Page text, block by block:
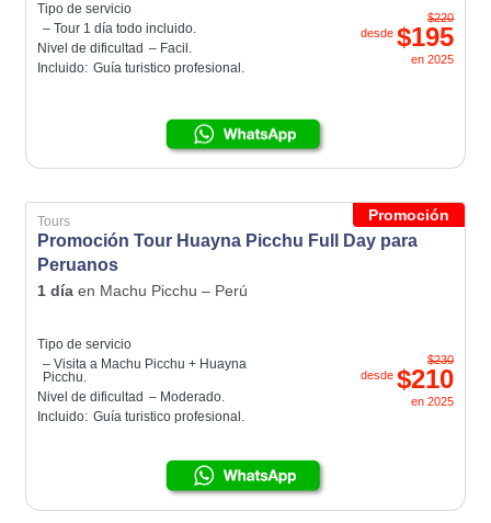
Tipo de servicio
– Tour 1 día todo incluido.
Nivel de dificultad – Facil.
Incluido: Guía turistico profesional.
$220
desde $195
en2025
Promoción
Tours
Promoción Tour Huayna Picchu Full Day para
Peruanos
1 díaen Machu Picchu – Perú
Tipo de servicio
– Visita a Machu Picchu + Huayna
Picchu.
Nivel de dificultad – Moderado.
Incluido: Guía turistico profesional.
$230
desde $210
en2025